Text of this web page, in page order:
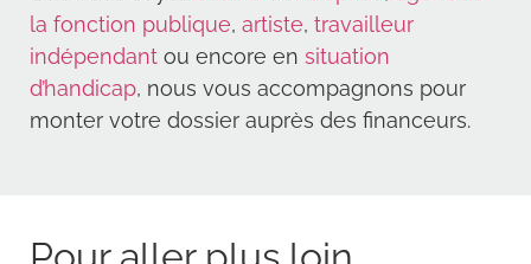
la fonction publique, artiste, travailleur
indépendant ou encore en situation
d’handicap, nous vous accompagnons pour
monter votre dossier auprès des financeurs.